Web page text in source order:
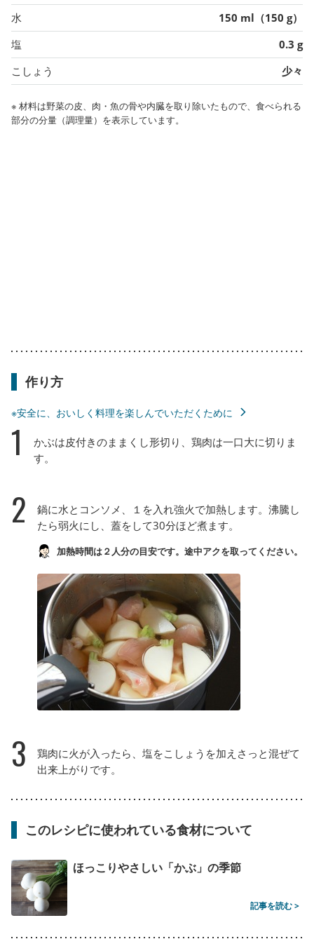
水
150 ml（150 g）
塩
0.3 g
こしょう
少々
※ 材料は野菜の皮、肉・魚の骨や内臓を取り除いたもので、食べられる
部分の分量（調理量）を表示しています。
作り方
※安全に、おいしく料理を楽しんでいただくために
1
かぶは皮付きのままくし形切り、鶏肉は一口大に切りま
す。
2
鍋に水とコンソメ、１を入れ強火で加熱します。沸騰し
たら弱火にし、蓋をして30分ほど煮ます。
加熱時間は２人分の目安です。途中アクを取ってください。
3
鶏肉に火が入ったら、塩をこしょうを加えさっと混ぜて
出来上がりです。
このレシピに使われている食材について
ほっこりやさしい「かぶ」の季節
記事を読む >